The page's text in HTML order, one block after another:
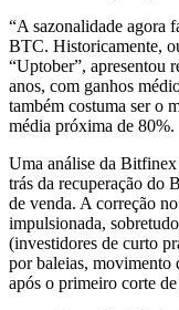
“A sazonalidade agora
BTC. Historicamente,
“Uptober”, apresentou
anos, com ganhos
também costuma ser o
média próxima de 80%.
Uma análise da
trás da recuperação do
de venda. A correção
impulsionada,
(investidores de curto
por baleias, movimento
após o primeiro corte